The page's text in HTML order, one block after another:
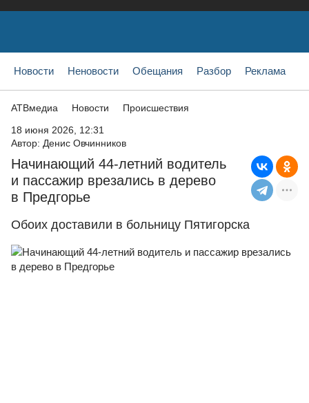
Новости Неновости Обещания Разбор Реклама
АТВмедиа Новости
Происшествия
18 июня 2026, 12:31
Автор: Денис Овчинников
Начинающий 44-летний водитель
и пассажир врезались в дерево
в Предгорье
Обоих доставили в больницу Пятигорска